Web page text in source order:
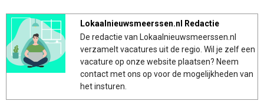
Lokaalnieuwsmeerssen.nl Redactie
De redactie van Lokaalnieuwsmeerssen.nl
verzamelt vacatures uit de regio. Wil je zelf een
vacature op onze website plaatsen? Neem
contact met ons op voor de mogelijkheden van
het insturen.